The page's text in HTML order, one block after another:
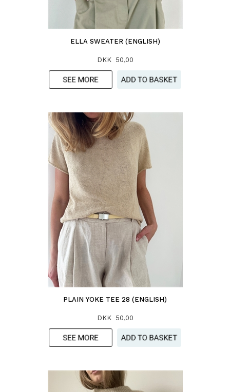
ELLA SWEATER (ENGLISH)
DKK 50,00
PLAIN YOKE TEE 28 (ENGLISH)
DKK 50,00